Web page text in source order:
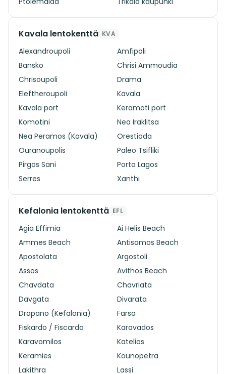
Kavala lentokenttä KVA
Alexandroupoli
Amfipoli
Bansko
Chrisi Ammoudia
Chrisoupoli
Drama
Eleftheroupoli
Kavala
Kavala port
Keramoti port
Komotini
Nea Iraklitsa
Nea Peramos (Kavala)
Orestiada
Ouranoupolis
Paleo Tsifliki
Pirgos Sani
Porto Lagos
Serres
Xanthi
Kefalonia lentokenttä EFL
Agia Effimia
Ai Helis Beach
Ammes Beach
Antisamos Beach
Apostolata
Argostoli
Assos
Avithos Beach
Chavdata
Chavriata
Davgata
Divarata
Drapano (Kefalonia)
Farsa
Fiskardo / Fiscardo
Karavados
Karavomilos
Katelios
Keramies
Kounopetra
Lakithra
Lassi